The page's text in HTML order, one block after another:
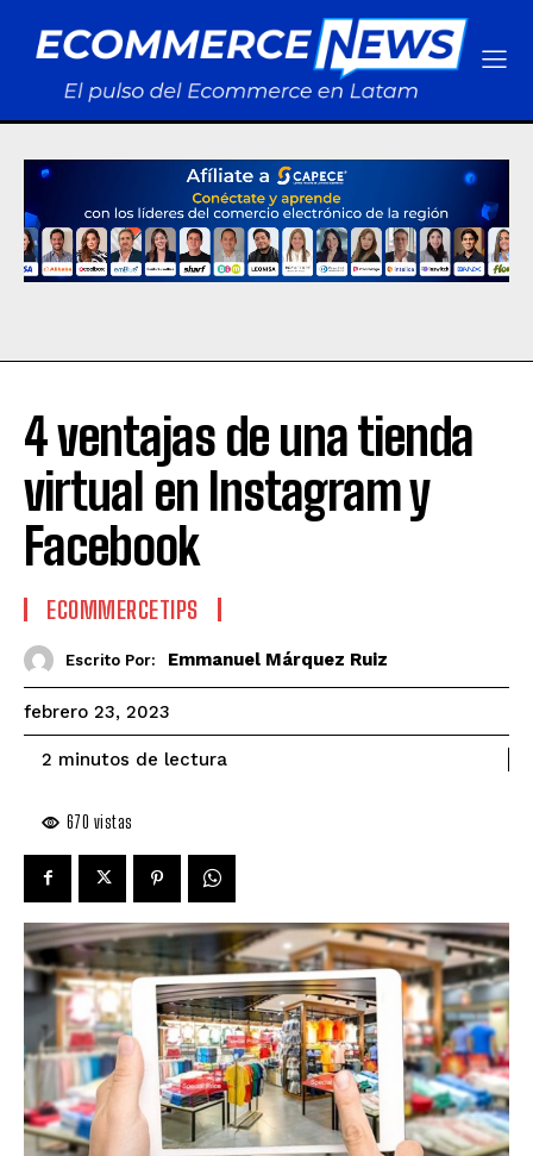
4 ventajas de una tienda
virtual en Instagram y
Facebook
ECOMMERCETIPS
Escrito Por: Emmanuel Márquez Ruiz
febrero 23, 2023
2 minutos de lectura
670 vistas